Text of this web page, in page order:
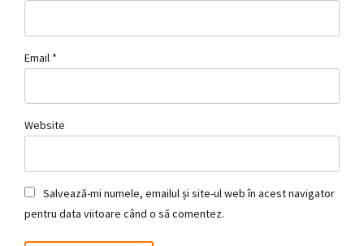
Email *
Website
Salvează-mi numele, emailul și site-ul web în acest navigator
pentru data viitoare când o să comentez.